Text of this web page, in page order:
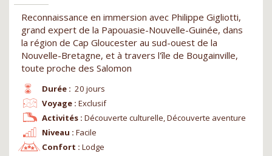
Reconnaissance en immersion avec Philippe Gigliotti,
grand expert de la Papouasie-Nouvelle-Guinée, dans
la région de Cap Gloucester au sud-ouest de la
Nouvelle-Bretagne, et à travers l'île de Bougainville,
toute proche des Salomon
Durée : 20 jours
Niveau : Facile
Voyage : Exclusif
Confort : Lodge
Activités : Découverte culturelle, Découverte aventure